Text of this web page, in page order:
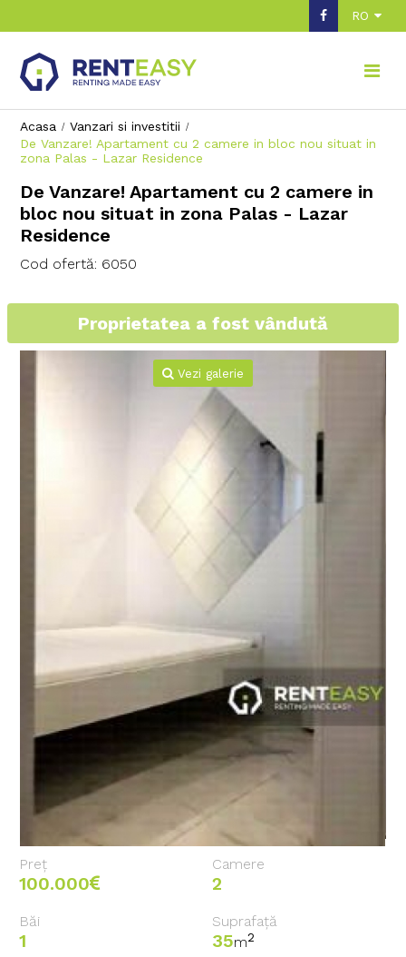
RO
Acasa
Vanzari si investitii
De Vanzare! Apartament cu 2 camere in bloc nou situat in
zona Palas - Lazar Residence
De Vanzare! Apartament cu 2 camere in
bloc nou situat in zona Palas - Lazar
Residence
Cod ofertă: 6050
Proprietatea a fost vândută
Vezi galerie
Preț
100.000
Camere
2
Băi
1
Suprafață
35m2